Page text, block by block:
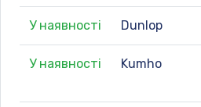
У наявності Dunlop
У наявності Kumho